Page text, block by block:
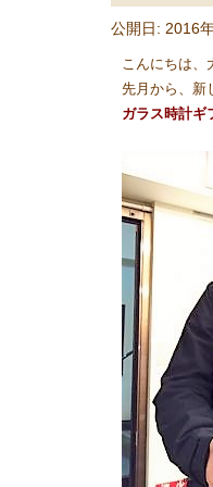
公開日: 2016
こんにちは、
先月から、新
ガラス時計